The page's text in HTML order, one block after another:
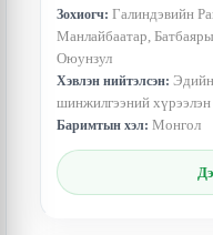
Зохиогч: Галиндэвийн
Манлайбаатар,
Оюунзул
Хэвлэн нийтэлсэн: Эдийн
шинжилгээний хүрээлэн
Баримтын хэл: Монгол